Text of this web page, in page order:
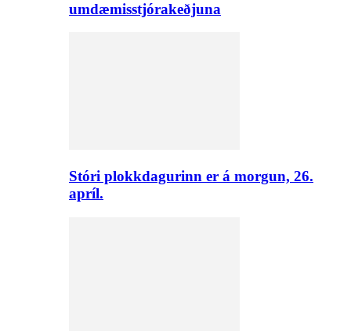
umdæmisstjórakeðjuna
Stóri plokkdagurinn er á morgun, 26.
apríl.